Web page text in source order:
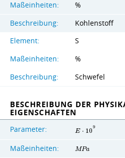
Maßeinheiten:
%
Beschreibung:
Kohlenstoff
Element:
S
Maßeinheiten:
%
Beschreibung:
Schwefel
BESCHREIBUNG DER
EIGENSCHAFTEN
Parameter: E ⋅ 10
9
Maßeinheiten: MPa